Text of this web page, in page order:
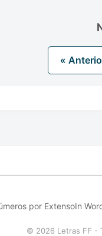
«
por ExtensoIn
© 2026 Letras FF -